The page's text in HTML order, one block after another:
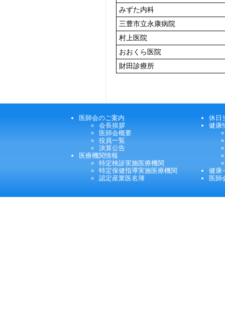
みずた内科
三豊市立永康病院
村上医院
おおくら医院
財田診療所
医師会のご案内
会長挨拶
医師会概要
役員一覧
決算公告
医療機関情報
特定検診実施医療機関
特定保健指導実施医療機関
認定産業医名簿
休日
健康
健康
医師